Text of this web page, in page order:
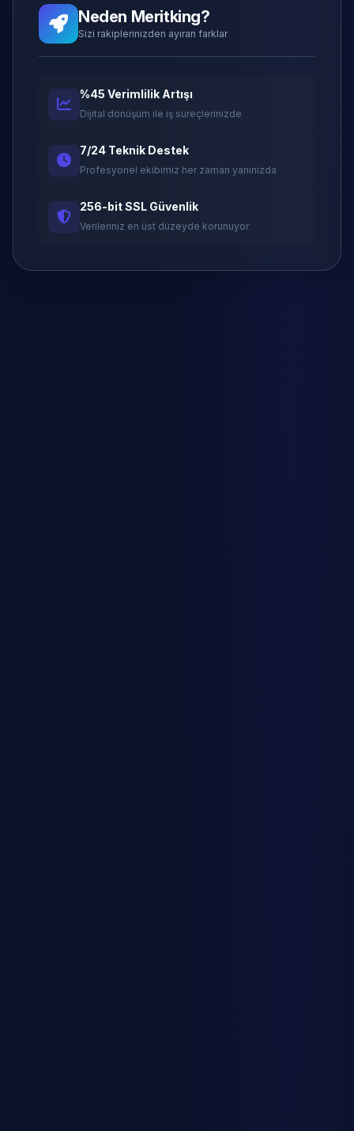
Neden Meritking?
Sizi rakiplerinizden ayıran farklar
%45 Verimlilik Artışı
Dijital dönüşüm ile iş süreçlerinizde
7/24 Teknik Destek
Profesyonel ekibimiz her zaman yanınızda
256-bit SSL Güvenlik
Verileriniz en üst düzeyde korunuyor